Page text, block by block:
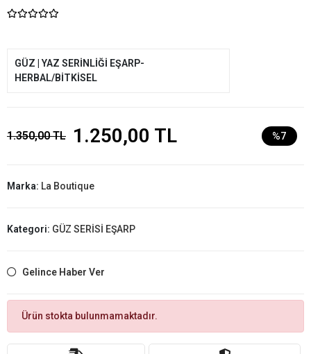
GÜZ | YAZ SERİNLİĞİ EŞARP-
HERBAL/BİTKİSEL
1.350,00 TL 1.250,00 TL %7
Marka: La Boutique
Kategori: GÜZ SERİSİ EŞARP
Gelince Haber Ver
Ürün stokta bulunmamaktadır.